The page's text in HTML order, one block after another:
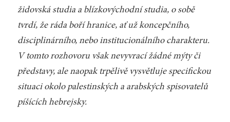
židovská studia a blízkovýchodní studia, o sobě
tvrdí, že ráda boří hranice, ať už koncepčního,
disciplinárního, nebo institucionálního charakteru.
V tomto rozhovoru však nevyvrací žádné mýty či
představy, ale naopak trpělivě vysvětluje specifickou
situaci okolo palestinských a arabských spisovatelů
píšících hebrejsky.